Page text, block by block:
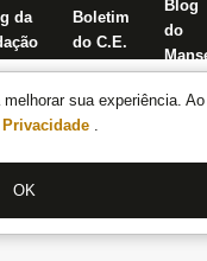
sua experiência.
.
OK
da
Boletim
do C.E.
Blog
do